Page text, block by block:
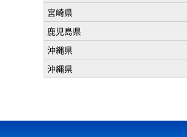
宮崎県
鹿児島県
沖縄県
沖縄県